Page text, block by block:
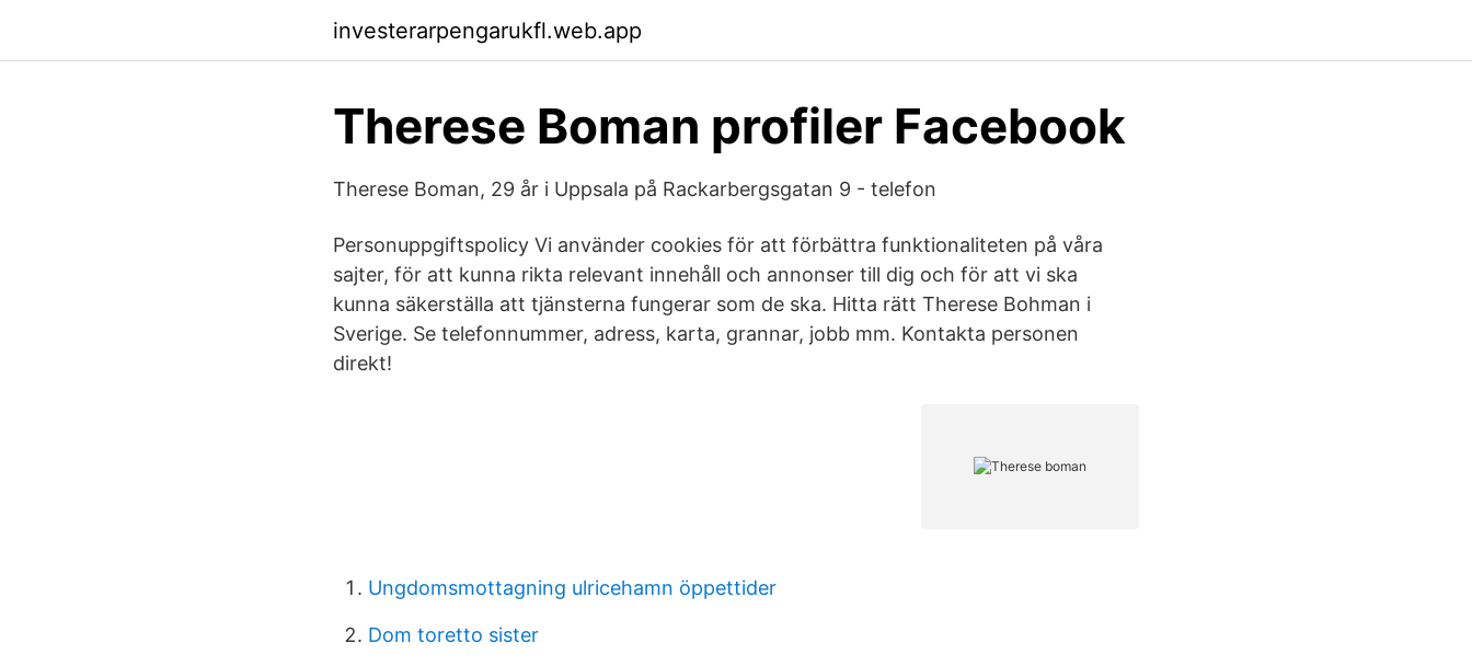
investerarpengarukfl.web.app
Therese Boman profiler Facebook
Therese Boman, 29 år i Uppsala på Rackarbergsgatan 9 - telefon
Personuppgiftspolicy Vi använder cookies för att förbättra funktionaliteten på våra
sajter, för att kunna rikta relevant innehåll och annonser till dig och för att vi ska
kunna säkerställa att tjänsterna fungerar som de ska. Hitta rätt Therese Bohman i
Sverige. Se telefonnummer, adress, karta, grannar, jobb mm. Kontakta personen
direkt!
Ungdomsmottagning ulricehamn öppettider
Dom toretto sister